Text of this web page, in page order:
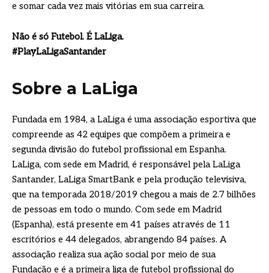
e somar cada vez mais vitórias em sua carreira.
Não é só Futebol. É LaLiga.
#PlayLaLigaSantander
Sobre a LaLiga
Fundada em 1984, a LaLiga é uma associação esportiva que
compreende as 42 equipes que compõem a primeira e
segunda divisão do futebol profissional em Espanha.
LaLiga, com sede em Madrid, é responsável pela LaLiga
Santander, LaLiga SmartBank e pela produção televisiva,
que na temporada 2018/2019 chegou a mais de 2.7 bilhões
de pessoas em todo o mundo. Com sede em Madrid
(Espanha), está presente em 41 países através de 11
escritórios e 44 delegados, abrangendo 84 países. A
associação realiza sua ação social por meio de sua
Fundação e é a primeira liga de futebol profissional do